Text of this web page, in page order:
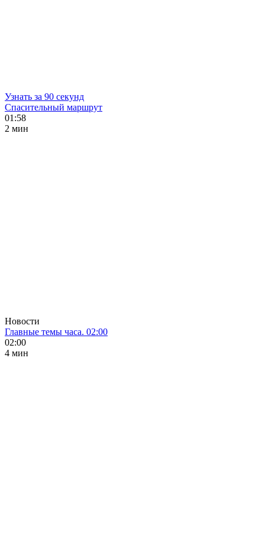
Узнать за 90 секунд
Спасительный маршрут
01:58
2 мин
Новости
Главные темы часа. 02:00
02:00
4 мин